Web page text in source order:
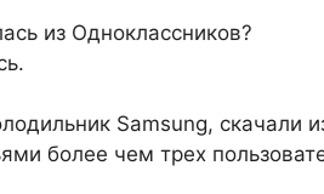
из Одноклассников?
Sаmsung, скачали
более чем трех